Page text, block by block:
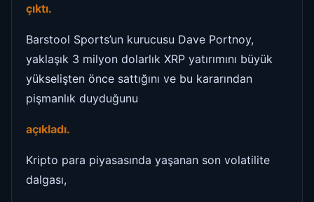
çıktı.
Barstool Sports’un kurucusu Dave Portnoy,
yaklaşık 3 milyon dolarlık XRP yatırımını büyük
yükselişten önce sattığını ve bu kararından
pişmanlık duyduğunu
açıkladı.
Kripto para piyasasında yaşanan son volatilite
dalgası,